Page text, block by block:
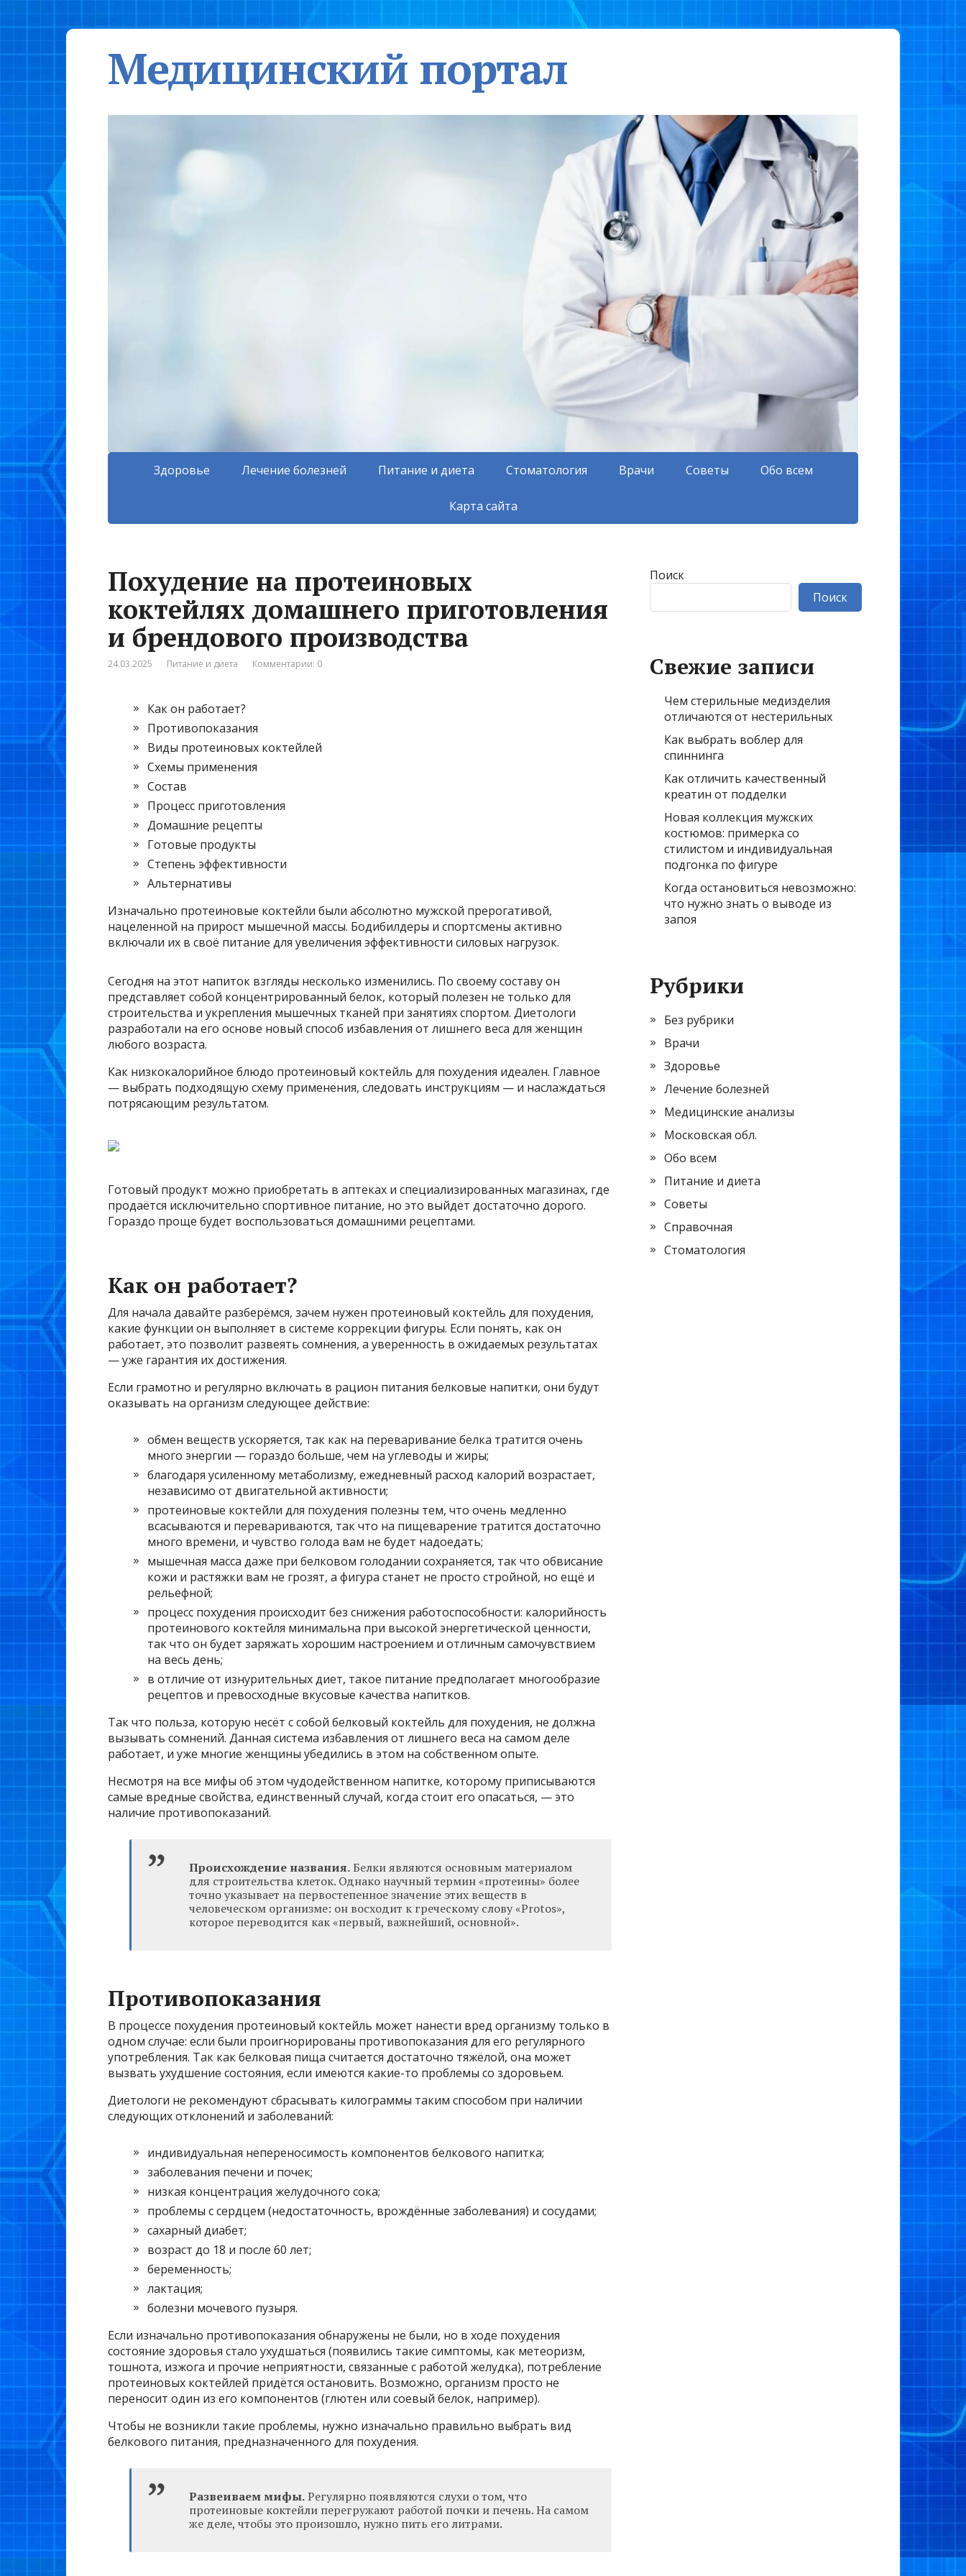
Медицинский портал
Здоровье Лечение болезней Питание и диета Стоматология Врачи Советы Обо всем
Карта сайта
Похудение на протеиновых
коктейлях домашнего приготовления
и брендового производства
24.03.2025 Питание и диета Комментарии: 0
Как он работает?
Противопоказания
Виды протеиновых коктейлей
Схемы применения
Состав
Процесс приготовления
Домашние рецепты
Готовые продукты
Степень эффективности
Альтернативы
Изначально протеиновые коктейли были абсолютно мужской прерогативой,
нацеленной на прирост мышечной массы. Бодибилдеры и спортсмены активно
включали их в своё питание для увеличения эффективности силовых нагрузок.
Сегодня на этот напиток взгляды несколько изменились. По своему составу он
представляет собой концентрированный белок, который полезен не только для
строительства и укрепления мышечных тканей при занятиях спортом. Диетологи
разработали на его основе новый способ избавления от лишнего веса для женщин
любого возраста.
Как низкокалорийное блюдо протеиновый коктейль для похудения идеален. Главное
— выбрать подходящую схему применения, следовать инструкциям — и наслаждаться
потрясающим результатом.
Готовый продукт можно приобретать в аптеках и специализированных магазинах, где
продаётся исключительно спортивное питание, но это выйдет достаточно дорого.
Гораздо проще будет воспользоваться домашними рецептами.
Как он работает?
Для начала давайте разберёмся, зачем нужен протеиновый коктейль для похудения,
какие функции он выполняет в системе коррекции фигуры. Если понять, как он
работает, это позволит развеять сомнения, а уверенность в ожидаемых результатах
— уже гарантия их достижения.
Если грамотно и регулярно включать в рацион питания белковые напитки, они будут
оказывать на организм следующее действие:
обмен веществ ускоряется, так как на переваривание белка тратится очень
много энергии — гораздо больше, чем на углеводы и жиры;
благодаря усиленному метаболизму, ежедневный расход калорий возрастает,
независимо от двигательной активности;
протеиновые коктейли для похудения полезны тем, что очень медленно
всасываются и перевариваются, так что на пищеварение тратится достаточно
много времени, и чувство голода вам не будет надоедать;
мышечная масса даже при белковом голодании сохраняется, так что обвисание
кожи и растяжки вам не грозят, а фигура станет не просто стройной, но ещё и
рельефной;
процесс похудения происходит без снижения работоспособности: калорийность
протеинового коктейля минимальна при высокой энергетической ценности,
так что он будет заряжать хорошим настроением и отличным самочувствием
на весь день;
в отличие от изнурительных диет, такое питание предполагает многообразие
рецептов и превосходные вкусовые качества напитков.
Так что польза, которую несёт с собой белковый коктейль для похудения, не должна
вызывать сомнений. Данная система избавления от лишнего веса на самом деле
работает, и уже многие женщины убедились в этом на собственном опыте.
Несмотря на все мифы об этом чудодейственном напитке, которому приписываются
самые вредные свойства, единственный случай, когда стоит его опасаться, — это
наличие противопоказаний.
Происхождение названия.Белки являются основным материалом
для строительства клеток. Однако научный термин «протеины» более
точно указывает на первостепенное значение этих веществ в
человеческом организме: он восходит к греческому слову «Protos»,
которое переводится как «первый, важнейший, основной».
Противопоказания
В процессе похудения протеиновый коктейль может нанести вред организму только в
одном случае: если были проигнорированы противопоказания для его регулярного
употребления. Так как белковая пища считается достаточно тяжёлой, она может
вызвать ухудшение состояния, если имеются какие-то проблемы со здоровьем.
Диетологи не рекомендуют сбрасывать килограммы таким способом при наличии
следующих отклонений и заболеваний:
индивидуальная непереносимость компонентов белкового напитка;
заболевания печени и почек;
низкая концентрация желудочного сока;
проблемы с сердцем (недостаточность, врождённые заболевания) и сосудами;
сахарный диабет;
возраст до 18 и после 60 лет;
беременность;
лактация;
болезни мочевого пузыря.
Если изначально противопоказания обнаружены не были, но в ходе похудения
состояние здоровья стало ухудшаться (появились такие симптомы, как метеоризм,
тошнота, изжога и прочие неприятности, связанные с работой желудка), потребление
протеиновых коктейлей придётся остановить. Возможно, организм просто не
переносит один из его компонентов (глютен или соевый белок, например).
Чтобы не возникли такие проблемы, нужно изначально правильно выбрать вид
белкового питания, предназначенного для похудения.
Развеиваем мифы.Регулярно появляются слухи о том, что
протеиновые коктейли перегружают работой почки и печень. На самом
же деле, чтобы это произошло, нужно пить его литрами.
Поиск
Поиск
Свежие записи
Чем стерильные медизделия
отличаются от нестерильных
Как выбрать воблер для
спиннинга
Как отличить качественный
креатин от подделки
Новая коллекция мужских
костюмов: примерка со
стилистом и индивидуальная
подгонка по фигуре
Когда остановиться невозможно:
что нужно знать о выводе из
запоя
Рубрики
Без рубрики
Врачи
Здоровье
Лечение болезней
Медицинские анализы
Московская обл.
Обо всем
Питание и диета
Советы
Справочная
Стоматология